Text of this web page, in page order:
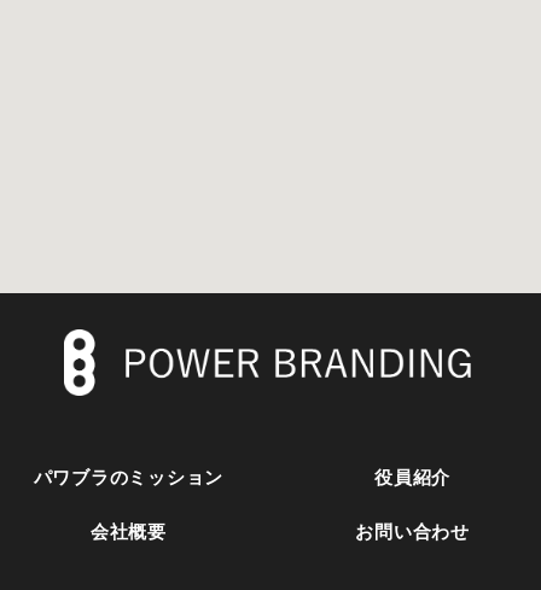
パワブラのミッション 役員紹介
会社概要 お問い合わせ